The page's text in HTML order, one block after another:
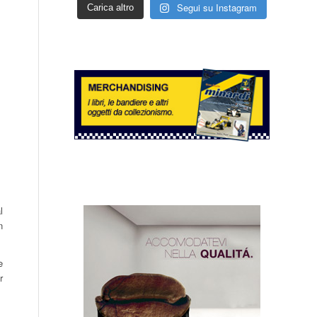
Carica altro Segui su Instagram